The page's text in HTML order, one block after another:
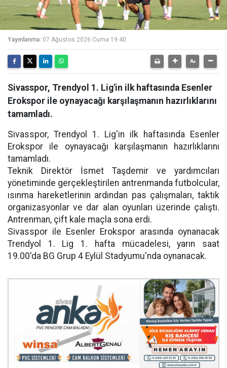
Yayınlanma: 07 Ağustos 2026 Cuma 19:40
Sivasspor, Trendyol 1. Lig'in ilk haftasında Esenler
Erokspor ile oynayacağı karşılaşmanın hazırlıklarını
tamamladı.
Sivasspor, Trendyol 1. Lig'in ilk haftasında Esenler
Erokspor ile oynayacağı karşılaşmanın hazırlıklarını
tamamladı.
Teknik Direktör İsmet Taşdemir ve yardımcıları
yönetiminde gerçekleştirilen antrenmanda futbolcular,
ısınma hareketlerinin ardından pas çalışmaları, taktik
organizasyonlar ve dar alan oyunları üzerinde çalıştı.
Antrenman, çift kale maçla sona erdi.
Sivasspor ile Esenler Erokspor arasında oynanacak
Trendyol 1. Lig 1. hafta mücadelesi, yarın saat
19.00'da BG Grup 4 Eylül Stadyumu'nda oynanacak.